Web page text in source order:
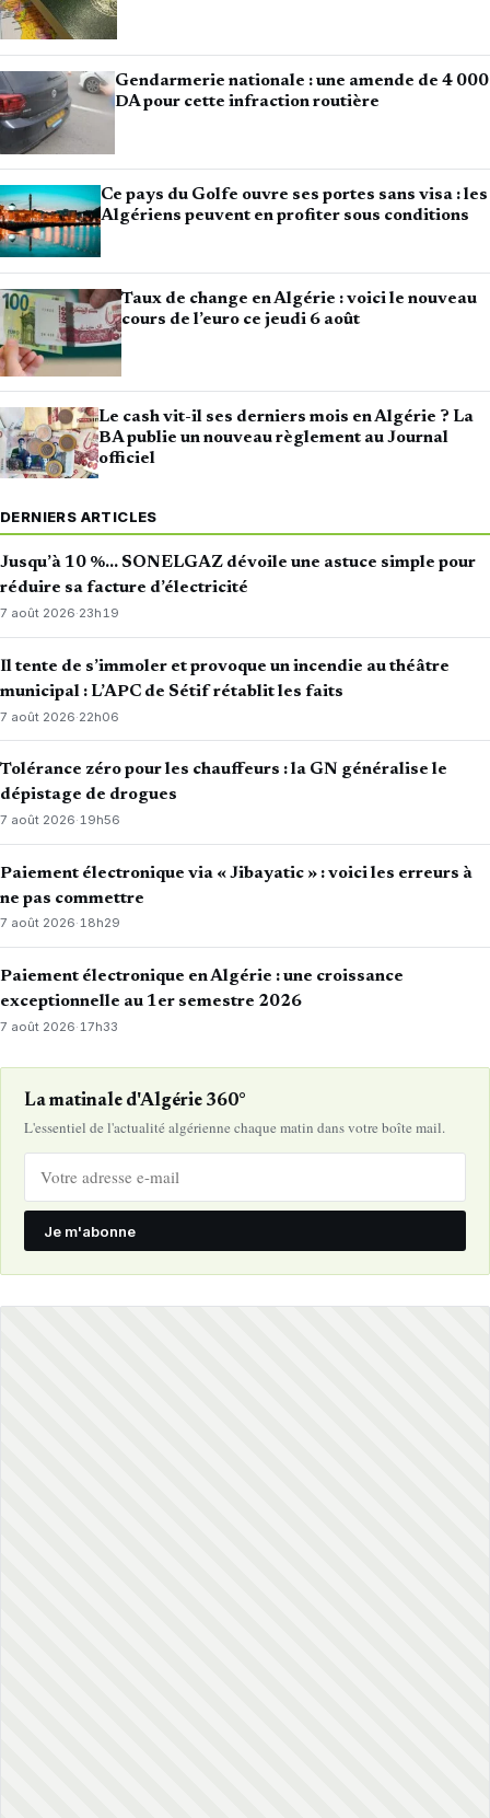
Gendarmerie nationale : une amende de 4 000
DA pour cette infraction routière
Ce pays du Golfe ouvre ses portes sans visa : les
Algériens peuvent en profiter sous conditions
Taux de change en Algérie : voici le nouveau
cours de l’euro ce jeudi 6 août
Le cash vit-il ses derniers mois en Algérie ? La
BA publie un nouveau règlement au Journal
officiel
DERNIERS ARTICLES
Jusqu’à 10 %… SONELGAZ dévoile une astuce simple pour
réduire sa facture d’électricité
7 août 2026·23h19
Il tente de s’immoler et provoque un incendie au théâtre
municipal : L’APC de Sétif rétablit les faits
7 août 2026·22h06
Tolérance zéro pour les chauffeurs : la GN généralise le
dépistage de drogues
7 août 2026·19h56
Paiement électronique via « Jibayatic » : voici les erreurs à
ne pas commettre
7 août 2026·18h29
Paiement électronique en Algérie : une croissance
exceptionnelle au 1er semestre 2026
7 août 2026·17h33
La matinale d'Algérie 360°
L'essentiel de l'actualité algérienne chaque matin dans votre boîte mail.
Je m'abonne